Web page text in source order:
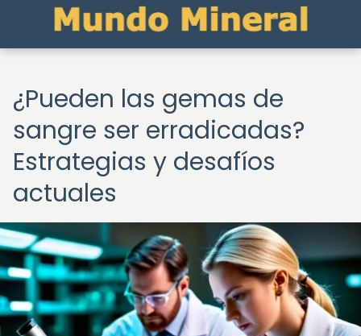
¿Pueden las gemas de
sangre ser erradicadas?
Estrategias y desafíos
actuales